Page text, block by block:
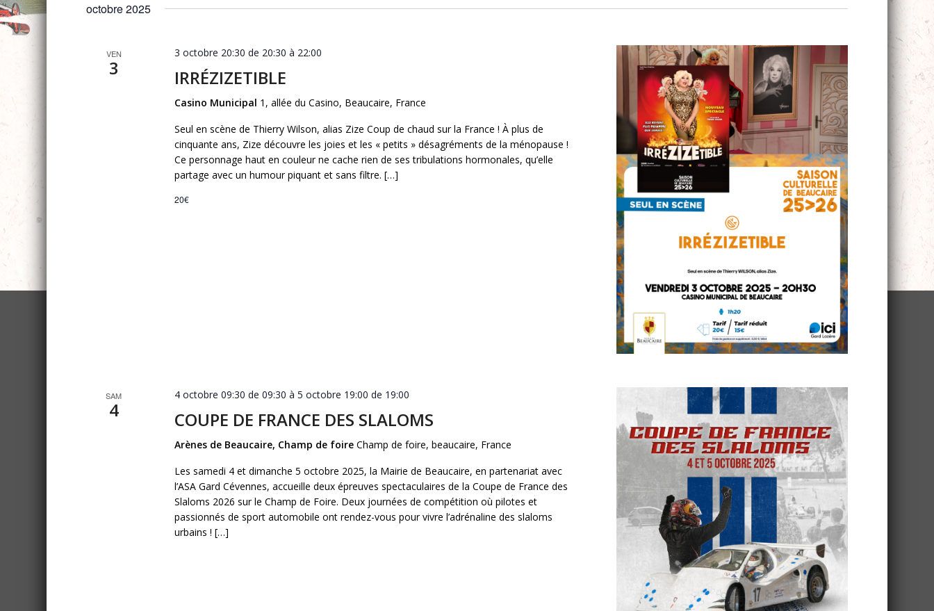
octobre 2025
VEN
3
3 octobre 20:30 de 20:30 à 22:00
IRRÉZIZETIBLE
Casino Municipal 1, allée du Casino, Beaucaire, France
Seul en scène de Thierry Wilson, alias Zize Coup de chaud sur la France ! À plus de
cinquante ans, Zize découvre les joies et les « petits » désagréments de la ménopause !
Ce personnage haut en couleur ne cache rien de ses tribulations hormonales, qu’elle
partage avec un humour piquant et sans filtre. […]
20€
SAM
4
4 octobre 09:30 de 09:30 à5 octobre 19:00 de 19:00
COUPE DE FRANCE DES SLALOMS
Arènes de Beaucaire, Champ de foireChamp de foire, beaucaire, France
Les samedi 4 et dimanche 5 octobre 2025, la Mairie de Beaucaire, en partenariat avec
l’ASA Gard Cévennes, accueille deux épreuves spectaculaires de la Coupe de France des
Slaloms 2026 sur le Champ de Foire. Deux journées de compétition où pilotes et
passionnés de sport automobile ont rendez-vous pour vivre l’adrénaline des slaloms
urbains ! […]